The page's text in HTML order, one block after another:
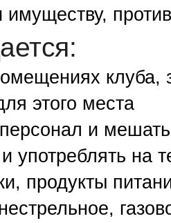
имуществу,
клуба,
этого места
и
употреблять на
продукты